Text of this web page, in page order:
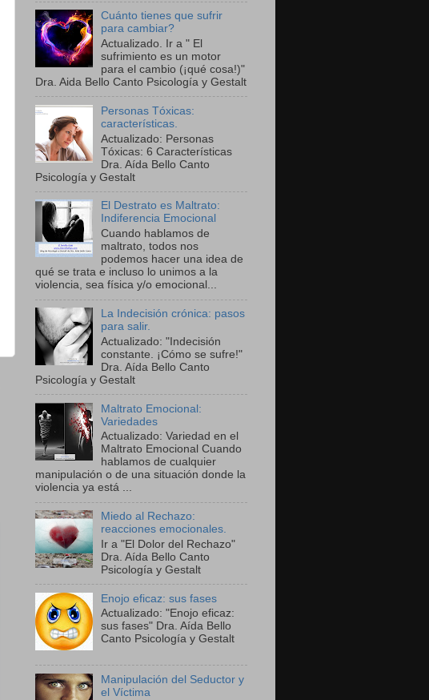
Cuánto tienes que sufrir
para cambiar?
Actualizado. Ir a " El
sufrimiento es un motor
para el cambio (¡qué cosa!)"
Dra. Aida Bello Canto Psicología y Gestalt
Personas Tóxicas:
características.
Actualizado: Personas
Tóxicas: 6 Características
Dra. Aída Bello Canto
Psicología y Gestalt
El Destrato es Maltrato:
Indiferencia Emocional
Cuando hablamos de
maltrato, todos nos
podemos hacer una idea de
qué se trata e incluso lo unimos a la
violencia, sea física y/o emocional...
La Indecisión crónica: pasos
para salir.
Actualizado: "Indecisión
constante. ¡Cómo se sufre!"
Dra. Aída Bello Canto
Psicología y Gestalt
Maltrato Emocional:
Variedades
Actualizado: Variedad en el
Maltrato Emocional Cuando
hablamos de cualquier
manipulación o de una situación donde la
violencia ya está ...
Miedo al Rechazo:
reacciones emocionales.
Ir a "El Dolor del Rechazo"
Dra. Aída Bello Canto
Psicología y Gestalt
Enojo eficaz: sus fases
Actualizado: "Enojo eficaz:
sus fases" Dra. Aída Bello
Canto Psicología y Gestalt
Manipulación del Seductor y
el Víctima